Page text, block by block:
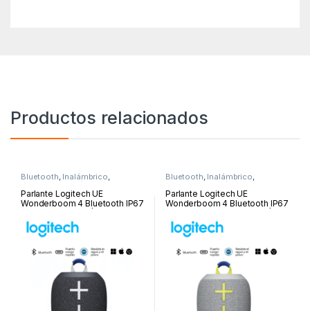
Productos relacionados
Bluetooth, Inalámbrico,
Periféricos y
Accesorios
Parlante Logitech UE
Wonderboom 4 Bluetooth IP67
001888
Bluetooth, Inalámbrico,
Periféricos y
Accesorios
Parlante Logitech UE
Wonderboom 4 Bluetooth IP67
984-001891